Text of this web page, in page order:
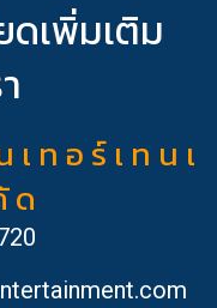
ดเพิ่มเติม
ท อ ร์ เ ท น เ
ด